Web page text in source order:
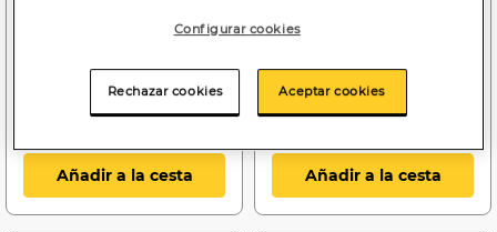
Refresco cola Coca-Cola
Bajada de precio a9.96€
(06/08/26 - 16/08/26)
Añadir a la cesta
Refresco Coca-Cola Sabor
Bajada de precio a
(06/08/26 - 16/08/26)
Añadir a la cesta
Configurar cookies
Rechazar cookies Aceptar cookies